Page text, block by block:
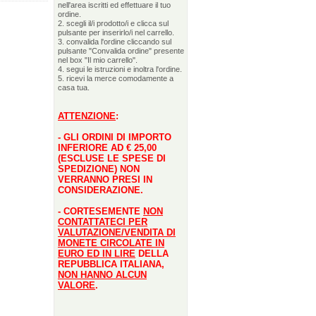
nell'area iscritti ed effettuare il tuo
ordine.
2. scegli il/i prodotto/i e clicca sul
pulsante per inserirlo/i nel carrello.
3. convalida l'ordine cliccando sul
pulsante "Convalida ordine" presente
nel box "Il mio carrello".
4. segui le istruzioni e inoltra l'ordine.
5. ricevi la merce comodamente a
casa tua.
ATTENZIONE:
- GLI ORDINI DI IMPORTO
INFERIORE AD € 25,00
(ESCLUSE LE SPESE DI
SPEDIZIONE) NON
VERRANNO PRESI IN
CONSIDERAZIONE.
- CORTESEMENTE NON
CONTATTATECI PER
VALUTAZIONE/VENDITA DI
MONETE CIRCOLATE IN
EURO ED IN LIRE DELLA
REPUBBLICA ITALIANA,
NON HANNO ALCUN
VALORE.